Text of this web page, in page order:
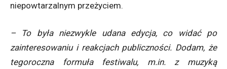
niepowtarzalnym przeżyciem.
– To była niezwykle udana edycja, co widać po
zainteresowaniu i reakcjach publiczności. Dodam, że
tegoroczna formuła festiwalu, m.in. z muzyką